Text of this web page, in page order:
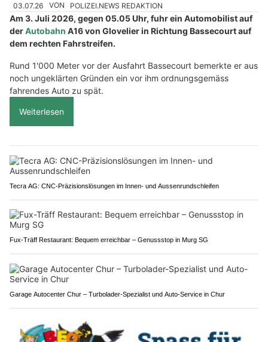
03.07.26 VON POLIZEI.NEWS REDAKTION
Am 3. Juli 2026, gegen 05.05 Uhr, fuhr ein Automobilist auf
derAutobahn A16 von Glovelier in Richtung Bassecourt auf
dem rechten Fahrstreifen.
Rund 1'000 Meter vor der Ausfahrt Bassecourt bemerkte er aus
noch ungeklärten Gründen ein vor ihm ordnungsgemäss
fahrendes Auto zu spät.
Weiterlesen
Tecra AG: CNC-Präzisionslösungen im Innen- und Aussenrundschleifen
Fux-Träff Restaurant: Bequem erreichbar – Genussstop in Murg SG
Garage Autocenter Chur – Turbolader-Spezialist und Auto-Service in Chur